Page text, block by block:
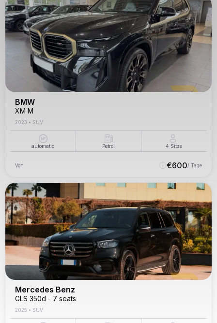
BMW
XM M
2023 • SUV
automatic Petrol 4 Sitze
Von €600/ Tage
Mercedes Benz
GLS 350d - 7 seats
2025 • SUV